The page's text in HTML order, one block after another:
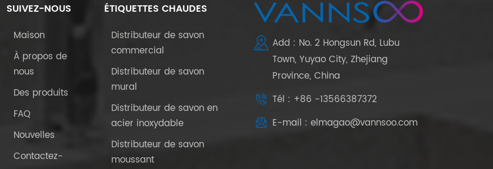
SUIVEZ-NOUS
Maison
À propos de
nous
Des produits
FAQ
Nouvelles
Contactez-
ÉTIQUETTES CHAUDES
Distributeur de savon
commercial
Distributeur de savon
mural
Distributeur de savon en
acier inoxydable
Distributeur de savon
moussant
Add : No. 2 Hongsun Rd, Lubu
Town, Yuyao City, Zhejiang
Province, China
Tél : +86 -13566387372
E-mail : elmagao@vannsoo.com